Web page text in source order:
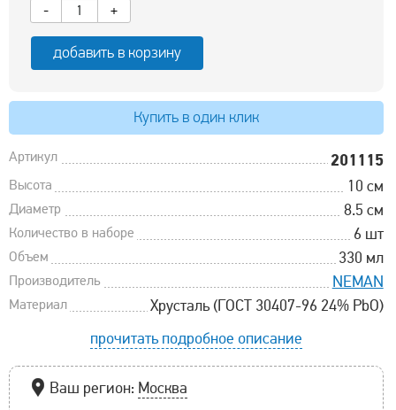
-
+
добавить в корзину
Купить в один клик
Артикул 201115
Высота 10 см
Диаметр 8.5 см
Количество в наборе 6 шт
Объем 330 мл
Производитель NEMAN
Материал
Хрусталь (ГОСТ 30407-96 24% PbO)
прочитать подробное описание
Ваш регион: Москва